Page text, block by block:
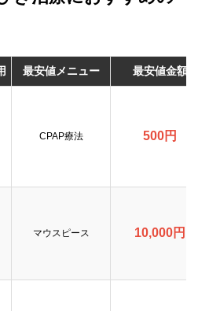
最安値メニュー 最安値金額
CPAP療法 500円
マウスピース 10,000円